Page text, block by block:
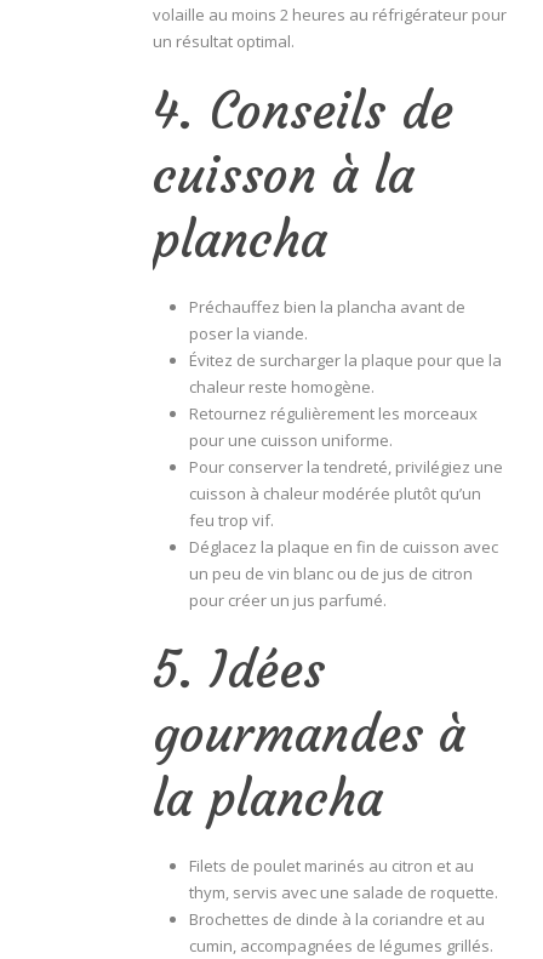
volaille au moins 2 heures au réfrigérateur pour
un résultat optimal.
4. Conseils de
cuisson à la
plancha
Préchauffez bien la plancha avant de
poser la viande.
Évitez de surcharger la plaque pour que la
chaleur reste homogène.
Retournez régulièrement les morceaux
pour une cuisson uniforme.
Pour conserver la tendreté, privilégiez une
cuisson à chaleur modérée plutôt qu’un
feu trop vif.
Déglacez la plaque en fin de cuisson avec
un peu de vin blanc ou de jus de citron
pour créer un jus parfumé.
5. Idées
gourmandes à
la plancha
Filets de poulet marinés au citron et au
thym, servis avec une salade de roquette.
Brochettes de dinde à la coriandre et au
cumin, accompagnées de légumes grillés.